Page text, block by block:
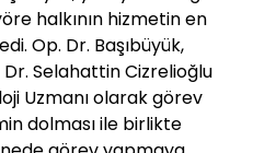
halkının hizmetin en
Op. Dr. Başıbüyük,
Dr. Selahattin Cizrelioğlu
Uzmanı olarak görev
dolması ile birlikte